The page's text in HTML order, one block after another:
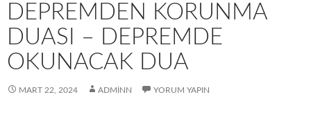
DEPREMDEN KORUNMA
DUASI – DEPREMDE
OKUNACAK DUA
MART 22, 2024 ADMINN YORUM YAPIN